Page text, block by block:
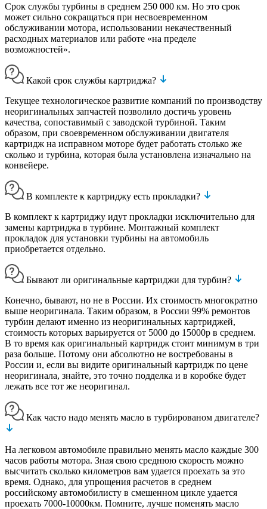
Срок службы турбины в среднем 250 000 км. Но это срок
может сильно сокращаться при несвоевременном
обслуживании мотора, использовании некачественный
расходных материалов или работе «на пределе
возможностей».
Какой срок службы картриджа?
Текущее технологическое развитие компаний по производству
неоригинальных запчастей позволило достичь уровень
качества, сопоставимый с заводской турбиной. Таким
образом, при своевременном обслуживании двигателя
картридж на исправном моторе будет работать столько же
сколько и турбина, которая была установлена изначально на
конвейере.
В комплекте к картриджу есть прокладки?
В комплект к картриджу идут прокладки исключительно для
замены картриджа в турбине. Монтажный комплект
прокладок для установки турбины на автомобиль
приобретается отдельно.
Бывают ли оригинальные картриджи для турбин?
Конечно, бывают, но не в России. Их стоимость многократно
выше неоригинала. Таким образом, в России 99% ремонтов
турбин делают именно из неоригинальных картриджей,
стоимость которых варьируется от 5000 до 15000р в среднем.
В то время как оригинальный картридж стоит минимум в три
раза больше. Потому они абсолютно не востребованы в
России и, если вы видите оригинальный картридж по цене
неоригинала, знайте, это точно подделка и в коробке будет
лежать все тот же неоригинал.
Как часто надо менять масло в турбированом двигателе?
На легковом автомобиле правильно менять масло каждые 300
часов работы мотора. Зная свою среднюю скорость можно
высчитать сколько километров вам удается проехать за это
время. Однако, для упрощения расчетов в среднем
российскому автомобилисту в смешенном цикле удается
проехать 7000-10000км. Помните, лучше поменять масло